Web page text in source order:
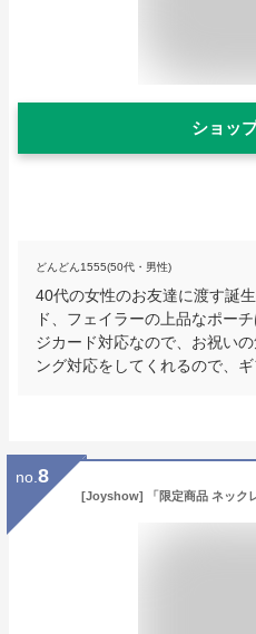
ショッ
どんどん1555(50代・男性)
40代の女性のお友達に渡す誕
ド、フェイラーの上品なポー
ジカード対応なので、お祝い
ング対応をしてくれるので、
no. 8